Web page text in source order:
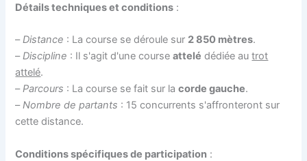
Détails techniques et conditions :
–Distance : La course se déroule sur 2 850 mètres.
–Discipline : Il s'agit d'une courseattelé dédiée autrot
attelé.
–Parcours : La course se fait sur lacorde gauche.
–Nombre de partants : 15 concurrents s'affronteront sur
cette distance.
Conditions spécifiques de participation :